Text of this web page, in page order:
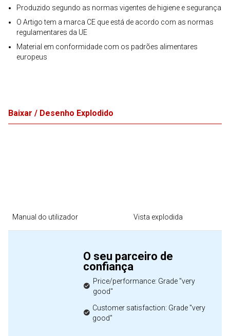
Produzido segundo as normas vigentes de higiene e segurança
O Artigo tem a marca CE que está de acordo com as normas
regulamentares da UE
Material em conformidade com os padrões alimentares
europeus
Baixar / Desenho Explodido
Manual do utilizador Vista explodida
O seu parceiro de
confiança
Price/performance: Grade "very
good"
Customer satisfaction: Grade "very
good"